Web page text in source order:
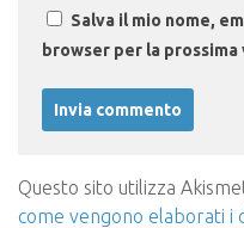
Salva il mio nome,
browser per la
Questo sito utilizza
come vengono elaborati i